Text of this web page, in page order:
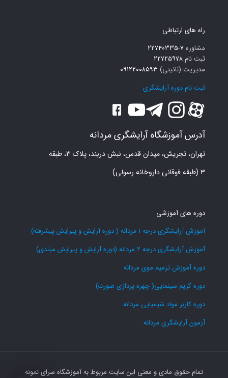
راه های ارتباطی
مشاوره۷-۲۲۷۴۰۳۳۵
ثبت نام ۲۲۷۲۵۹۷۸
مدیریت (نائینی) ۰۹۱۲۲۰۰۸۵۹۳
ثبت نام دوره آرایشگری
آدرس آموزشگاه آرایشگری مردانه
تهران، تجریش، میدان قدس، نبش دربند، پلاک ۳، طبقه
۳ (طبقه فوقانی داروخانه رسولی)
دوره های آموزشی
آموزش آرایشگری درجه 1 مردانه ( دوره آرایش و پیرایش پیشرفته)
آموزش آرایشگری درجه 2 مردانه (دوره آرایش و پیرایش مبتدی)
دوره آموزش ترمیم موی مردانه
دوره گریم سینمایی( چهره پردازی صورت)
دوره کاربر مواد شیمیایی مردانه
آزمون آرایشگری مردانه
تمام حقوق مادی و معنی این سایت مربوط به آموزشگاه سرای نمونه